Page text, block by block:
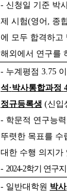
- 신청일 기준 박
제 시험(영어 , 종
에 모두 합격하고
해외에서 연구를
- 누계평점 3.75
석 ·박사통합과정
정규등록생 (신입
- 학문적 연구능
뚜렷한 목표를 수
대한 수행 의지가
- 2024-2학기 연구
- 일반대학원 박사